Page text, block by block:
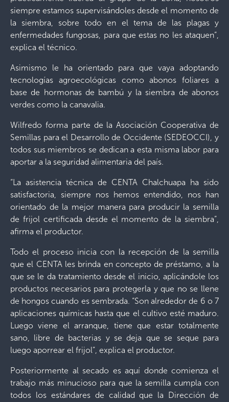
siempre estamos supervisándoles desde el momento de
la siembra, sobre todo en el tema de las plagas y
enfermedades fungosas, para que estas no les ataquen”,
explica el técnico.
Asimismo le ha orientado para que vaya adoptando
tecnologías agroecológicas como abonos foliares a
base de hormonas de bambú y la siembra de abonos
verdes como la canavalia.
Wilfredo forma parte de la Asociación Cooperativa de
Semillas para el Desarrollo de Occidente (SEDEOCCI), y
todos sus miembros se dedican a esta misma labor para
aportar a la seguridad alimentaria del país.
“La asistencia técnica de CENTA Chalchuapa ha sido
satisfactoria, siempre nos hemos entendido, nos han
orientado de la mejor manera para producir la semilla
de frijol certificada desde el momento de la siembra”,
afirma el productor.
Todo el proceso inicia con la recepción de la semilla
que el CENTA les brinda en concepto de préstamo, a la
que se le da tratamiento desde el inicio, aplicándole los
productos necesarios para protegerla y que no se llene
de hongos cuando es sembrada. “Son alrededor de 6 o 7
aplicaciones químicas hasta que el cultivo esté maduro.
Luego viene el arranque, tiene que estar totalmente
sano, libre de bacterias y se deja que se seque para
luego aporrear el frijol”, explica el productor.
Posteriormente al secado es aquí donde comienza el
trabajo más minucioso para que la semilla cumpla con
todos los estándares de calidad que la Dirección de